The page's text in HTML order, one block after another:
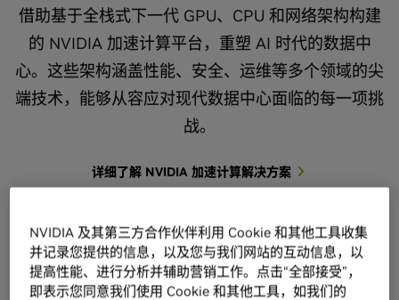
借助基于全栈式下一代 GPU、CPU 和网络架构构建
的 NVIDIA 加速计算平台，重塑 AI 时代的数据中
心。这些架构涵盖性能、安全、运维等多个领域的尖
端技术，能够从容应对现代数据中心面临的每一项挑
战。
详细了解 NVIDIA 加速计算解决方案
NVIDIA 及其第三方合作伙伴利用 Cookie 和其他工具收集
并记录您提供的信息，以及您与我们网站的互动信息，以
提高性能、进行分析并辅助营销工作。点击“全部接受”，
即表示您同意我们使用 Cookie 和其他工具，如我们的